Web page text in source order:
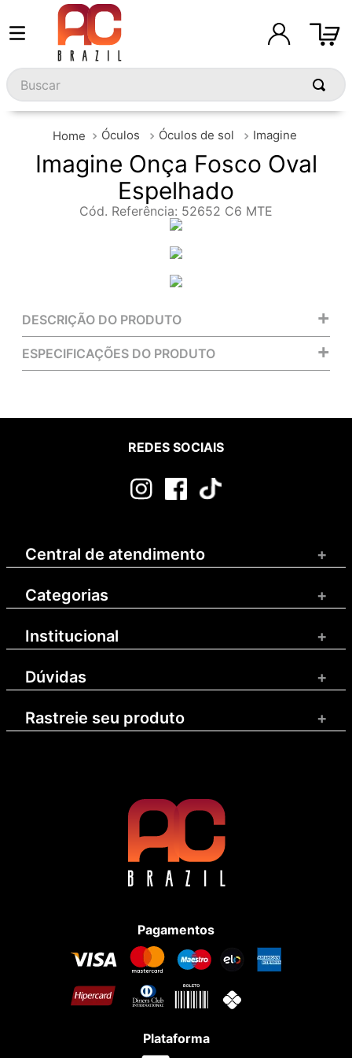
Buscar
Óculos Óculos de sol Imagine
Imagine Onça Fosco Oval
Espelhado
Cód. Referência: 52652 C6 MTE
DESCRIÇÃO DO PRODUTO +
ESPECIFICAÇÕES DO PRODUTO +
REDES SOCIAIS
Central de atendimento +
Categorias +
Institucional +
Dúvidas +
Rastreie seu produto +
Pagamentos
Plataforma